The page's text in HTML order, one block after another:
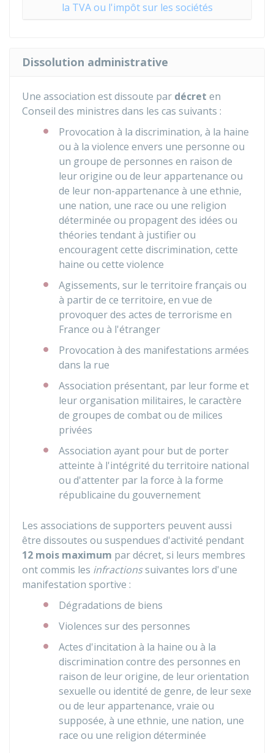
la TVA ou l'impôt sur les sociétés
Dissolution administrative
Une association est dissoute par décret en
Conseil des ministres dans les cas suivants :
Provocation à la discrimination, à la haine
ou à la violence envers une personne ou
un groupe de personnes en raison de
leur origine ou de leur appartenance ou
de leur non-appartenance à une ethnie,
une nation, une race ou une religion
déterminée ou propagent des idées ou
théories tendant à justifier ou
encouragent cette discrimination, cette
haine ou cette violence
Agissements, sur le territoire français ou
à partir de ce territoire, en vue de
provoquer des actes de terrorisme en
France ou à l'étranger
Provocation à des manifestations armées
dans la rue
Association présentant, par leur forme et
leur organisation militaires, le caractère
de groupes de combat ou de milices
privées
Association ayant pour but de porter
atteinte à l'intégrité du territoire national
ou d'attenter par la force à la forme
républicaine du gouvernement
Les associations de supporters peuvent aussi
être dissoutes ou suspendues d'activité pendant
12 mois maximum par décret, si leurs membres
ont commis les infractionssuivantes lors d'une
manifestation sportive :
Dégradations de biens
Violences sur des personnes
Actes d'incitation à la haine ou à la
discrimination contre des personnes en
raison de leur origine, de leur orientation
sexuelle ou identité de genre, de leur sexe
ou de leur appartenance, vraie ou
supposée, à une ethnie, une nation, une
race ou une religion déterminée